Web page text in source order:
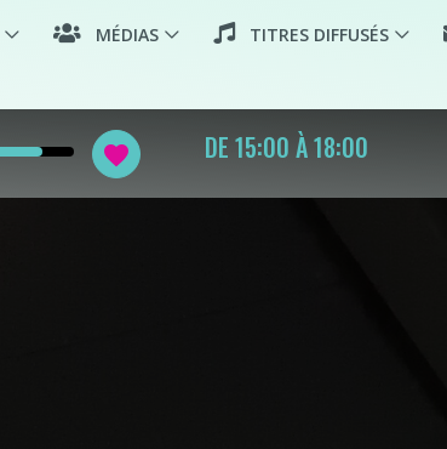
MÉDIAS TITRES DIFFUSÉS
favorite
PLAYLIST FR POP ROCK HIP